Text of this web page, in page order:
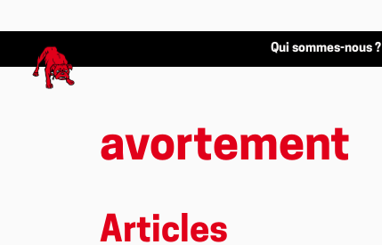
Qui sommes-nous ?
avortement
Articles